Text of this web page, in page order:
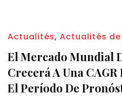
Actualités, Actualités
El Mercado Mundial
Crecerá A Una CAGR
El Período De